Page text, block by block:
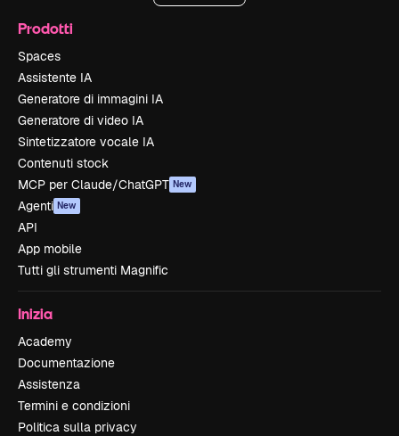
Prodotti
Spaces
Assistente IA
Generatore di immagini IA
Generatore di video IA
Sintetizzatore vocale IA
Contenuti stock
MCP per Claude/ChatGPT New
Agenti New
API
App mobile
Tutti gli strumenti Magnific
Inizia
Academy
Documentazione
Assistenza
Termini e condizioni
Politica sulla privacy